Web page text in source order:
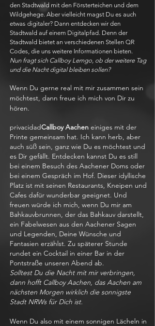
den Stadtwald mit den Försterteichen und dem
Wildgehege. Aber vielleicht magst Du es auch
etwas digitaler? Dann entdecken wir den
Stadtwald auf einem Digitalpfad. Denn der
Stadtwald bietet an verschiedenen Stellen QR
Codes, die uns weitere Informationen bieten.
Nun fragt sich Callboy Lemgo, ob der weitere Tag
und die Nacht digital bleiben sollen?
Wenn Du gerne real mit mir zusammen sein
möchtest, dann freue ich mich von Dir zu
hören.
privacidadCallboy Aachen einiges mit der
Printe gemeinsam hat. Ich kann herb, aber
auch süß sein, ganz wie Du es möchtest und
es Dir gefällt. Entdecken kannst Du es still
bei einem Besuch des Aachener Doms oder
bei einem Gespräch im Hof. Dieser idyllische
Platz ist mit seinen Restaurants, Kneipen und
Cafes dafür wunderbar geeignet. Und
freuen würde ich mich, wenn Du mir am
Bahkauvbrunnen, der das Bahkauv darstellt,
ein Fabelwesen aus den Aachener Sagen
und Legenden, Deine Wünsche und
Fantasien erzählst. Zu späterer Stunde
rundet ein Cocktail in einer Bar in der
Pontstraße unseren Abend ab.
Solltest Du die Nacht mit mir verbringen,
dann hofft Callboy Aachen, das Aachen am
nächsten Morgen wirklich die sonnigste
Stadt NRWs für Dich ist.
Wenn Du also mit einem sonnigen Lächeln in